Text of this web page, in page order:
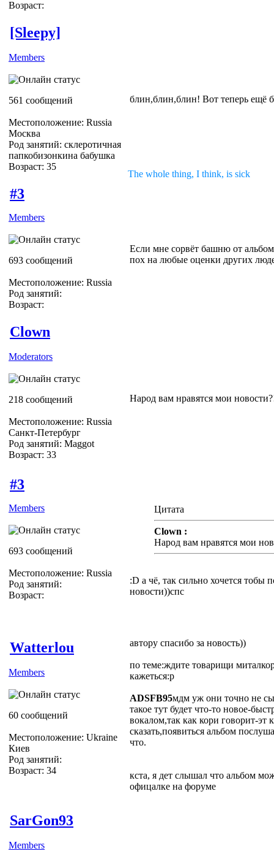
Возраст:
[Sleepy]
Members
561 сообщений
Местоположение: Russia
Москва
Род занятий: склеротичная
папкобизонкина бабушка
Возраст: 35
блин,блин,блин! Вот теперь ещё
The whole thing, I think, is sick
#3
Members
693 сообщений
Местоположение: Russia
Род занятий:
Возраст:
Если мне сорвёт башню от
пох на любые оценки других
Clown
Moderators
218 сообщений
Местоположение: Russia
Санкт-Петербург
Род занятий: Maggot
Возраст: 33
Народ вам нравятся мои
#3
Members
693 сообщений
Местоположение: Russia
Род занятий:
Возраст:
Цитата
Clown :
Народ вам нравятся мои
:D а чё, так сильно хочется тобы
новости))спс
Watterlou
Members
60 сообщений
Местоположение: Ukraine
Киев
Род занятий:
Возраст: 34
автору спасибо за новость))
по теме:ждите товарищи
кажеться:p
ADSFB95мдм уж они точно не
такое тут будет что-то новое-
вокалом,так как кори говорит-
сказать,появиться альбом
что.
кста, я дет слышал что альбом
офицалке на форуме
SarGon93
Members